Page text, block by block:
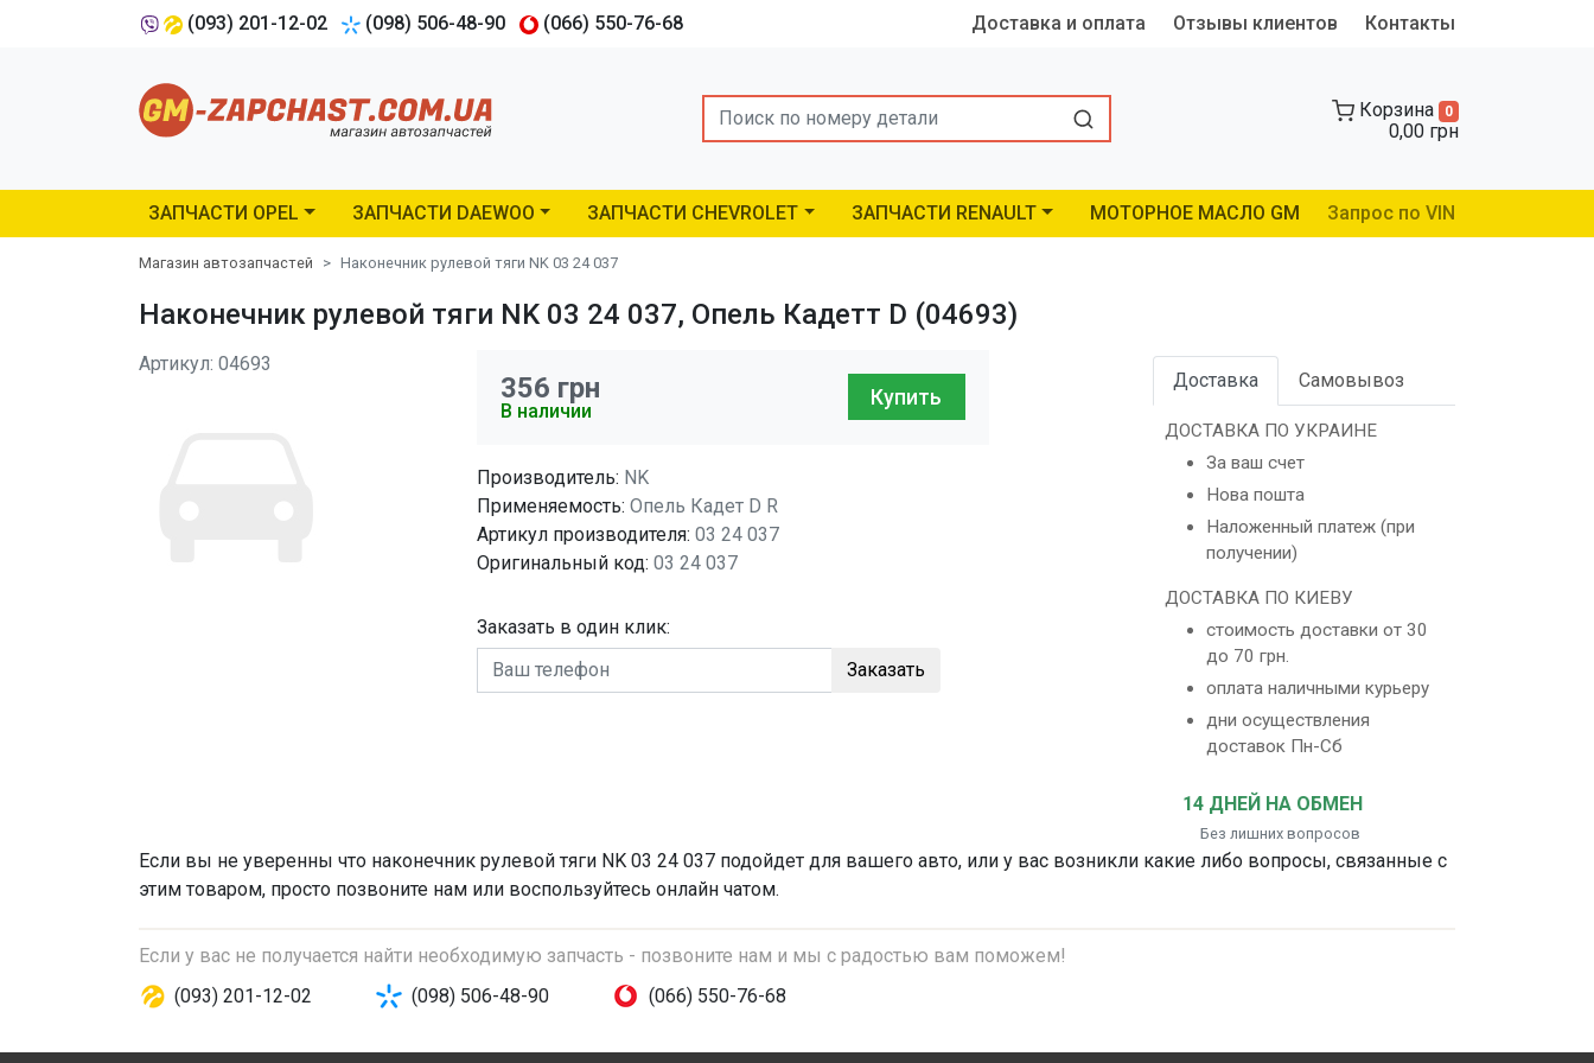
(093) 201-12-02 (098) 506-48-90 (066) 550-76-68 Доставка и оплата Отзывы клиентов Контакты
Search Корзина 0
0,00 грн
ЗАПЧАСТИ OPEL ЗАПЧАСТИ DAEWOO ЗАПЧАСТИ CHEVROLET ЗАПЧАСТИ RENAULT МОТОРНОЕ МАСЛО GM Запрос по VIN
Магазин автозапчастей Наконечник рулевой тяги NK 03 24 037
Наконечник рулевой тяги NK 03 24 037, Опель Кадетт D (04693)
Артикул: 04693
356 грн
В наличии
Купить
Производитель: NK
Применяемость: Опель Кадет D R
Артикул производителя: 03 24 037
Оригинальный код: 03 24 037
Заказать в один клик:
Заказать
Доставка Самовывоз
ДОСТАВКА ПО УКРАИНЕ
За ваш счет
Нова пошта
Наложенный платеж (при
получении)
ДОСТАВКА ПО КИЕВУ
стоимость доставки от 30
до 70 грн.
оплата наличными курьеру
дни осуществления
доставок Пн-Сб
14 ДНЕЙ НА ОБМЕН
Без лишних вопросов
Если вы не уверенны что наконечник рулевой тяги NK 03 24 037 подойдет для вашего авто, или у вас возникли какие либо вопросы, связанные с
этим товаром, просто позвоните нам или воспользуйтесь онлайн чатом.
Если у вас не получается найти необходимую запчасть - позвоните нам и мы с радостью вам поможем!
(093) 201-12-02
(098) 506-48-90 (066) 550-76-68